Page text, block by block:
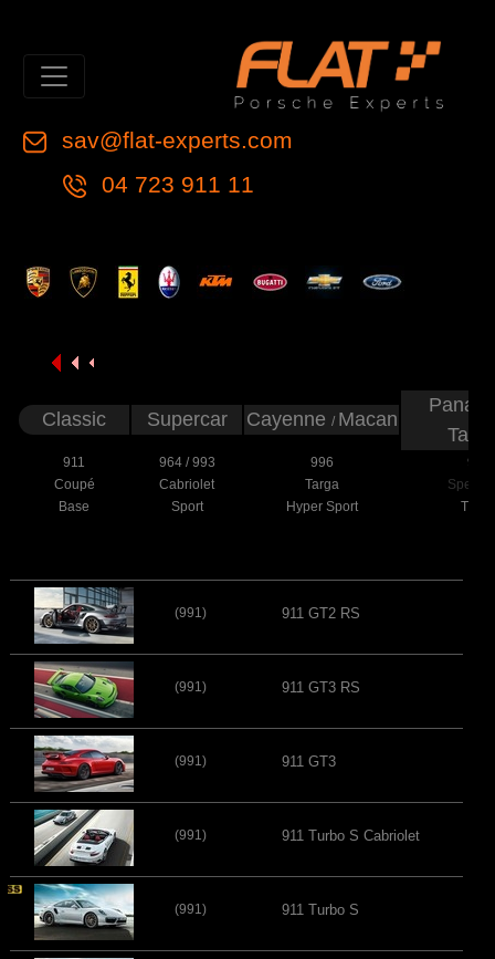
sav@flat-experts.com
04 723 911 11
Classic Supercar Cayenne / Macan
911 964 /993 996
997
Coupé
Cabriolet Targa
Base
Sport Hyper Sport
(991) 911 GT2 RS
(991) 911 GT3 RS
(991) 911 GT3
(991) 911 Turbo S Cabriolet
(991) 911 Turbo S